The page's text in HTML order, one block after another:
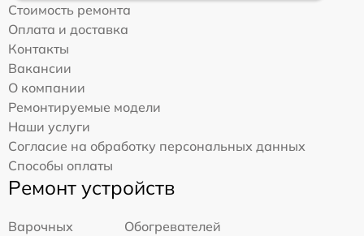
Стоимость ремонта
Оплата и доставка
Контакты
Вакансии
О компании
Ремонтируемые модели
Наши услуги
Согласие на обработку персональных данных
Способы оплаты
Ремонт устройств
Варочных
Обогревателей